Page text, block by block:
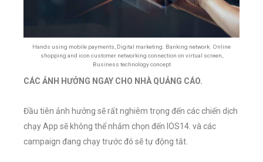
Hands using mobile payments, Digital marketing. Banking network. Online
shopping and icon customer networking connection on virtual screen,
Business technology concept
CÁC ẢNH HƯỞNG NGAY CHO NHÀ QUẢNG CÁO.
Đầu tiên ảnh hưởng sẽ rất nghiêm trọng đến các chiến dịch
chạy App sẽ không thể nhắm chọn đến IOS14. và các
campaign đang chạy trước đó sẽ tự động tắt.